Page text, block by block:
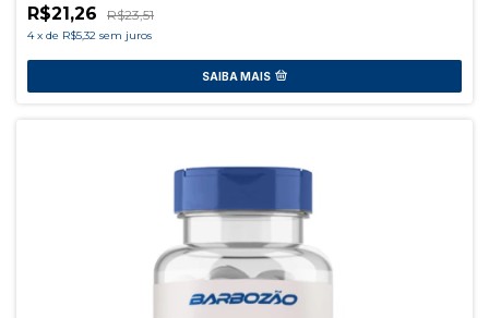
R$21,26 R$23,51
4 x de R$5,32 sem juros
SAIBA MAIS